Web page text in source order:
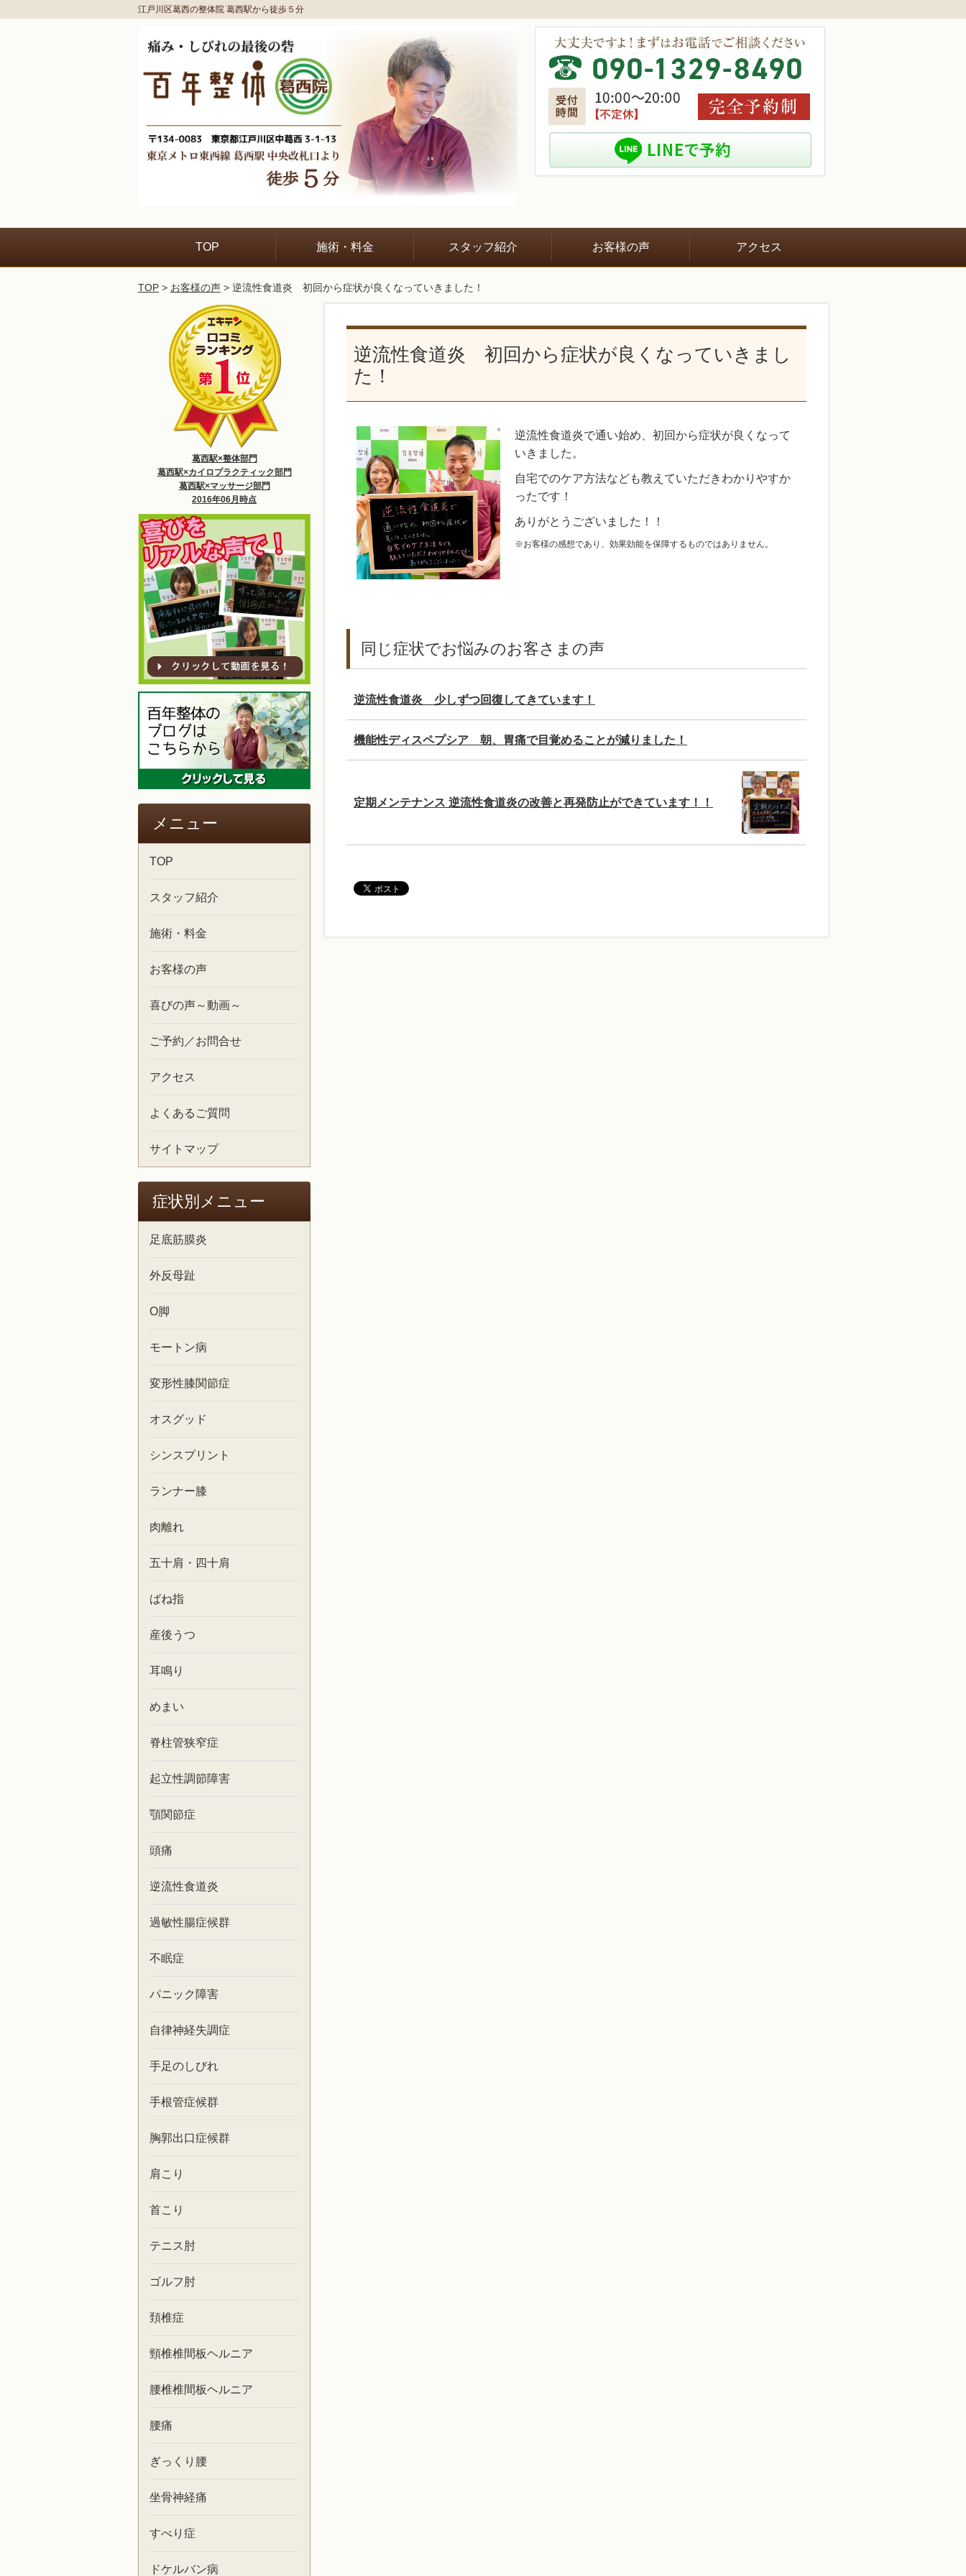
江戸川区葛西の整体院 葛西駅から徒歩５分
TOP 施術・料金 スタッフ紹介 お客様の声 アクセス
TOP > お客様の声 > 逆流性食道炎 初回から症状が良くなっていきました！
逆流性食道炎 初回から症状が良くなっていきまし
た！
逆流性食道炎で通い始め、初回から症状が良くなって
いきました。
自宅でのケア方法なども教えていただきわかりやすか
ったです！
ありがとうございました！！
※お客様の感想であり、効果効能を保障するものではありません。
同じ症状でお悩みのお客さまの声
逆流性食道炎 少しずつ回復してきています！
機能性ディスペプシア 朝、胃痛で目覚めることが減りました！
定期メンテナンス 逆流性食道炎の改善と再発防止ができています！！
葛西駅×整体部門
葛西駅×カイロプラクティック部門
葛西駅×マッサージ部門
2016年06月時点
メニュー
TOP
スタッフ紹介
施術・料金
お客様の声
喜びの声～動画～
ご予約／お問合せ
アクセス
よくあるご質問
サイトマップ
症状別メニュー
足底筋膜炎
外反母趾
O脚
モートン病
変形性膝関節症
オスグッド
シンスプリント
ランナー膝
肉離れ
五十肩・四十肩
ばね指
産後うつ
耳鳴り
めまい
脊柱管狭窄症
起立性調節障害
顎関節症
頭痛
逆流性食道炎
過敏性腸症候群
不眠症
パニック障害
自律神経失調症
手足のしびれ
手根管症候群
胸郭出口症候群
肩こり
首こり
テニス肘
ゴルフ肘
頚椎症
頸椎椎間板ヘルニア
腰椎椎間板ヘルニア
腰痛
ぎっくり腰
坐骨神経痛
すべり症
ドケルバン病